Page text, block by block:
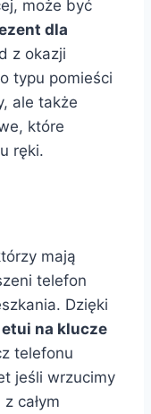
może być
dla
z okazji
typu pomieści
ale także
które
ręki.
mają
telefon
Dzięki
etui na klucze
telefonu
jeśli wrzucimy
całym